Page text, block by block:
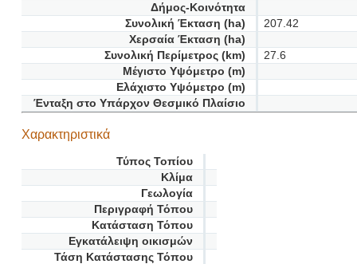
Δήμος-Κοινότητα
Συνολική Έκταση (ha)
207.42
Χερσαία Έκταση (ha)
Συνολική Περίμετρος (km)
27.6
Μέγιστο Υψόμετρο (m)
Ελάχιστο Υψόμετρο (m)
Ένταξη στο Υπάρχον Θεσμικό Πλαίσιο
Χαρακτηριστικά
Τύπος Τοπίου
Κλίμα
Γεωλογία
Περιγραφή Τόπου
Κατάσταση Τόπου
Εγκατάλειψη οικισμών
Τάση Κατάστασης Τόπου